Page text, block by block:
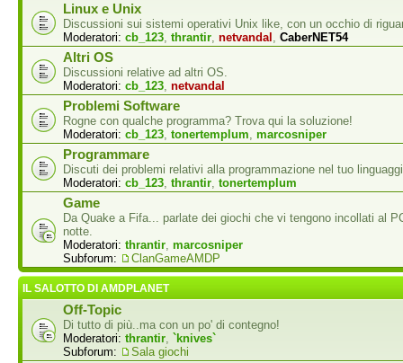
Linux e Unix
Discussioni sui sistemi operativi Unix like, con un occhio di
Moderatori: cb_123, thrantir, netvandal , CaberNET54
Altri OS
Discussioni relative ad altri OS.
Moderatori: cb_123, netvandal
Problemi Software
Rogne con qualche programma? Trova qui la soluzione!
Moderatori: cb_123, tonertemplum, marcosniper
Programmare
Discuti dei problemi relativi alla programmazione nel tuo
Moderatori: cb_123, thrantir, tonertemplum
Game
Da Quake a Fifa... parlate dei giochi che vi tengono incollati al
notte.
Moderatori: thrantir, marcosniper
Subforum:
ClanGameAMDP
IL SALOTTO DI AMDPLANET
Off-Topic
Di tutto di più..ma con un po' di contegno!
Moderatori: thrantir, `knives`
Subforum:
Sala giochi